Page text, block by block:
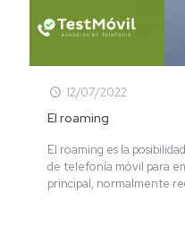
12/07/2022
El roaming
El roaming es la
de telefonía móvil para
principal, normalmente